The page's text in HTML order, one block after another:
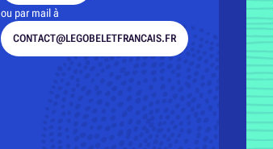
ou par mail à
CONTACT@LEGOBELETFRANCAIS.FR